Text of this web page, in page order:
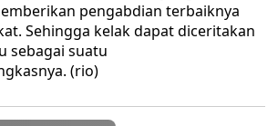
pengabdian terbaiknya
Sehingga kelak dapat diceritakan
sebagai suatu
(rio)